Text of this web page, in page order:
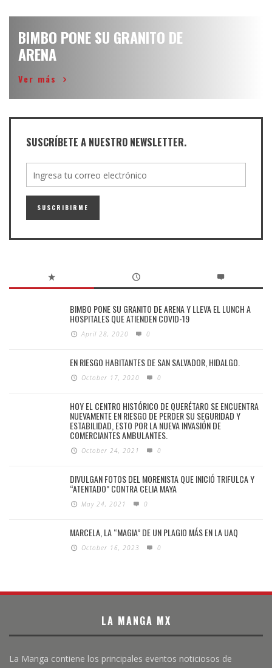
BIMBO PONE SU GRANITO DE
ARENA
Ver más
SUSCRÍBETE A NUESTRO NEWSLETTER.
BIMBO PONE SU GRANITO DE ARENA Y LLEVA EL LUNCH A
HOSPITALES QUE ATIENDEN COVID-19
April 28, 2020 0
EN RIESGO HABITANTES DE SAN SALVADOR, HIDALGO.
October 17, 2020 0
HOY EL CENTRO HISTÓRICO DE QUERÉTARO SE ENCUENTRA
NUEVAMENTE EN RIESGO DE PERDER SU SEGURIDAD Y
ESTABILIDAD, ESTO POR LA NUEVA INVASIÓN DE
COMERCIANTES AMBULANTES.
October 24, 2021 0
DIVULGAN FOTOS DEL MORENISTA QUE INICIÓ TRIFULCA Y
“ATENTADO” CONTRA CELIA MAYA
May 24, 2021 0
MARCELA, LA “MAGIA” DE UN PLAGIO MÁS EN LA UAQ
October 16, 2023 0
LA MANGA MX
La Manga contiene los principales eventos noticiosos de